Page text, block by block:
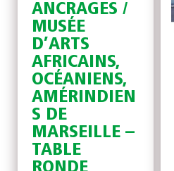
ANCRAGES /
MUSÉE
D’ARTS
AFRICAINS,
OCÉANIENS,
AMÉRINDIEN
S DE
MARSEILLE –
TABLE